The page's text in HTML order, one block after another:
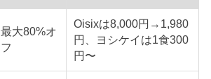
最大80%オ
フ
Oisixは8,000円→1,980
円、ヨシケイは1食300
円〜